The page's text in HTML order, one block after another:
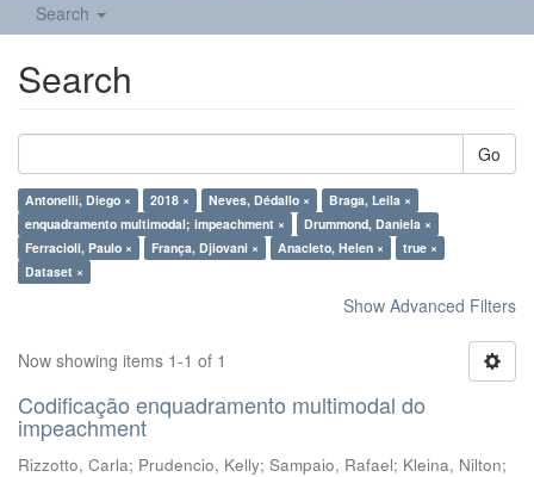
Search
Search
Go
Antonelli, Diego × 2018 × Neves, Dédallo ×
Braga, Leila ×
enquadramento multimodal; impeachment ×
Drummond, Daniela ×
Ferracioli, Paulo ×
França, Djiovani × Anacleto, Helen ×
true ×
Dataset ×
Show Advanced Filters
Now showing items 1-1 of 1
Codificação enquadramento multimodal do
impeachment
Rizzotto, Carla; Prudencio, Kelly; Sampaio, Rafael; Kleina, Nilton;